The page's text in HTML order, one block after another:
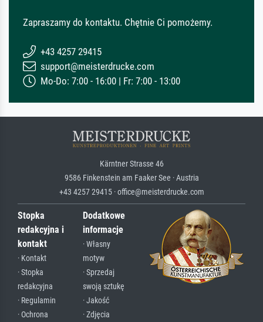
Zapraszamy do kontaktu. Chętnie Ci pomożemy.
+43 4257 29415
support@meisterdrucke.com
Mo-Do: 7:00 - 16:00 | Fr: 7:00 - 13:00
Kärntner Strasse 46
9586 Finkenstein am Faaker See · Austria
+43 4257 29415 · office@meisterdrucke.com
Stopka
redakcyjna i
kontakt
· Kontakt
· Stopka
redakcyjna
· Regulamin
· Ochrona
Dodatkowe
informacje
· Własny
motyw
· Sprzedaj
swoją sztukę
· Jakość
· Zdjęcia